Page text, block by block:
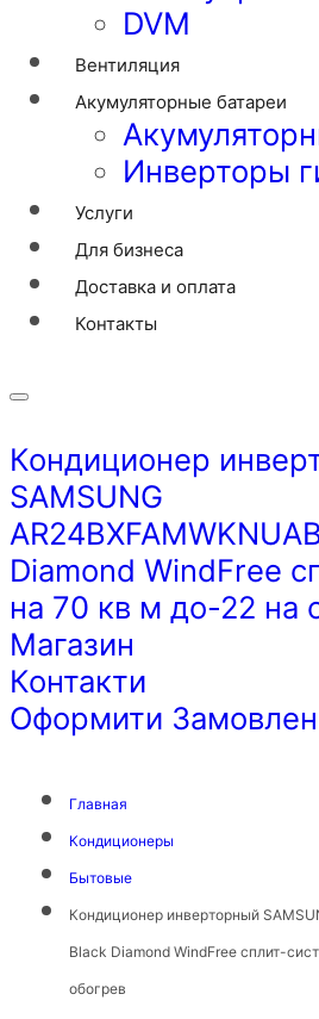
DVM
Вентиляция
Акумуляторные батареи
Инверторы
Услуги
Для бизнеса
Доставка и оплата
Контакты
Кондиционер
SAMSUNG
Diamond WindFree
на 70 кв м до-22 на
Магазин
Контакти
Оформити
Главная
Кондиционеры
Бытовые
Кондиционер инверторный
Black Diamond WindFree сплит-
обогрев